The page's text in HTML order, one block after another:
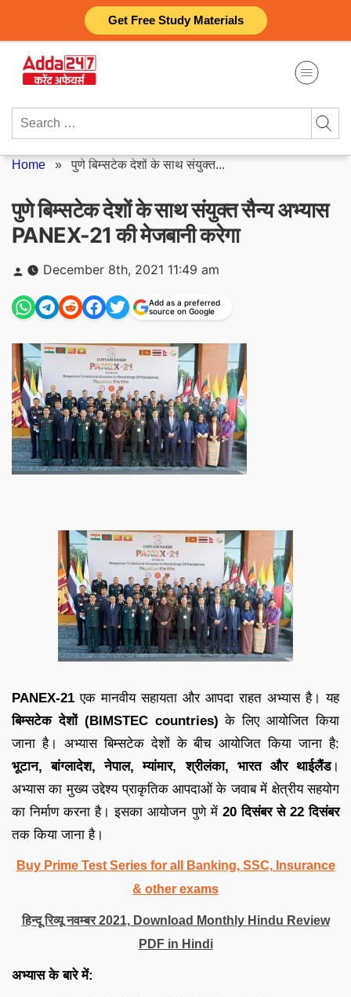
Get Free Study Materials
content
Search
Home »पुणे बिम्सटेक देशों के साथ संयुक्त...
पुणे बिम्सटेक देशों के साथ संयुक्त सैन्य अभ्यास
PANEX-21 की मेजबानी करेगा
Posted
by
December 8th, 2021 11:49 am
Add as a preferred
source on Google
PANEX-21 एक मानवीय सहायता और आपदा राहत अभ्यास है। यह
बिम्सटेक देशों (BIMSTEC countries) के लिए आयोजित किया
जाना है। अभ्यास बिम्सटेक देशों के बीच आयोजित किया जाना है:
भूटान, बांग्लादेश, नेपाल, म्यांमार, श्रीलंका, भारत और थाईलैंड।
अभ्यास का मुख्य उद्देश्य प्राकृतिक आपदाओं के जवाब में क्षेत्रीय सहयोग
का निर्माण करना है। इसका आयोजन पुणे में 20 दिसंबर से 22 दिसंबर
तक किया जाना है।
Buy Prime Test Series for all Banking, SSC, Insurance
& other exams
हिन्दू रिव्यू नवम्बर 2021, Download Monthly Hindu Review
PDF in Hindi
अभ्यास के बारे में: